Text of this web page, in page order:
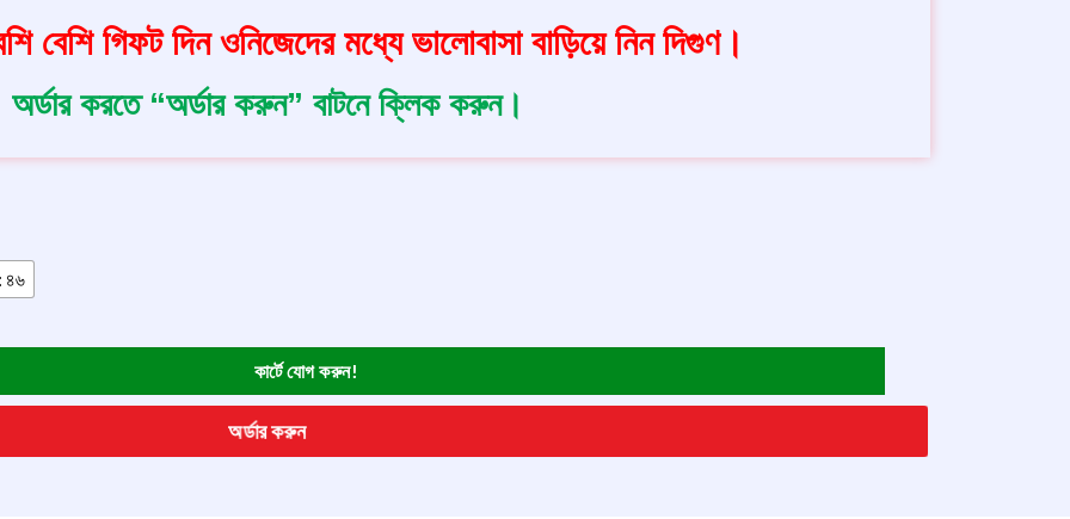
বেশি গিফট দিন ওনিজেদের মধ্যে ভালোবাসা বাড়িয়ে নিন দিগুণ।
অর্ডার করতে “অর্ডার করুন” বাটনে ক্লিক করুন।
৪৬
কার্টে যোগ করুন!
অর্ডার করুন